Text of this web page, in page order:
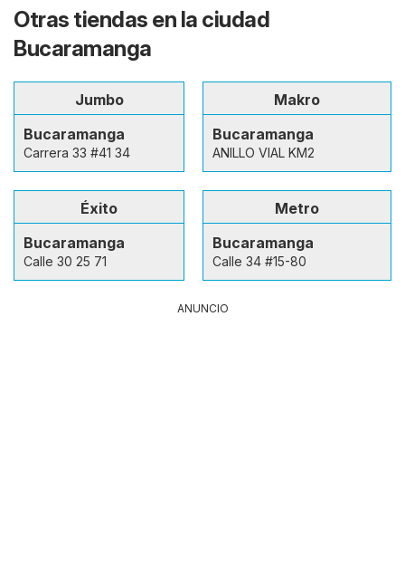
Otras tiendas en la ciudad
Bucaramanga
Jumbo
Bucaramanga
Carrera 33 #41 34
Makro
Bucaramanga
ANILLO VIAL KM2
Éxito
Bucaramanga
Calle 30 25 71
Metro
Bucaramanga
Calle 34 #15-80
ANUNCIO